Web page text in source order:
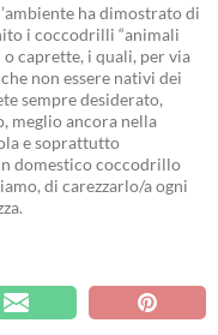
ha dimostrato di
i coccodrilli “animali
caprette, i quali, per via
non essere nativi dei
sempre desiderato,
meglio ancora nella
e soprattutto
domestico coccodrillo
di carezzarlo/a ogni